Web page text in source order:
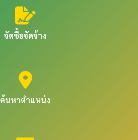
จัดซื้อจัดจ้าง
ค้นหาตำแหน่ง